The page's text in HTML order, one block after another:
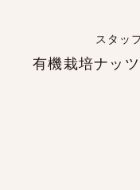
スタッ
有機栽培ナッ